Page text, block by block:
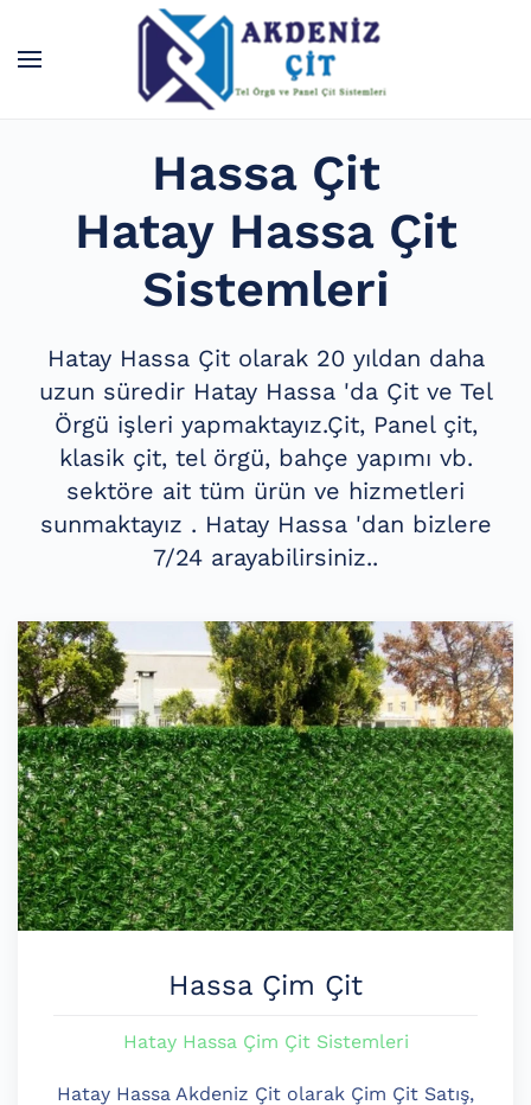
Skip to main content
Hassa Çit
Hatay Hassa Çit
Sistemleri
Hatay Hassa Çit olarak 20 yıldan daha
uzun süredir Hatay Hassa 'da Çit ve Tel
Örgü işleri yapmaktayız.Çit, Panel çit,
klasik çit, tel örgü, bahçe yapımı vb.
sektöre ait tüm ürün ve hizmetleri
sunmaktayız . Hatay Hassa 'dan bizlere
7/24 arayabilirsiniz..
Hassa Çim Çit
Hatay Hassa Çim Çit Sistemleri
Hatay Hassa Akdeniz Çit olarak Çim Çit Satış,